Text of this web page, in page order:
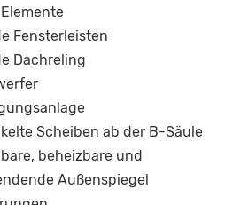
Fensterleisten
Dachreling
Scheiben ab der B-Säule
beheizbare und
Außenspiegel